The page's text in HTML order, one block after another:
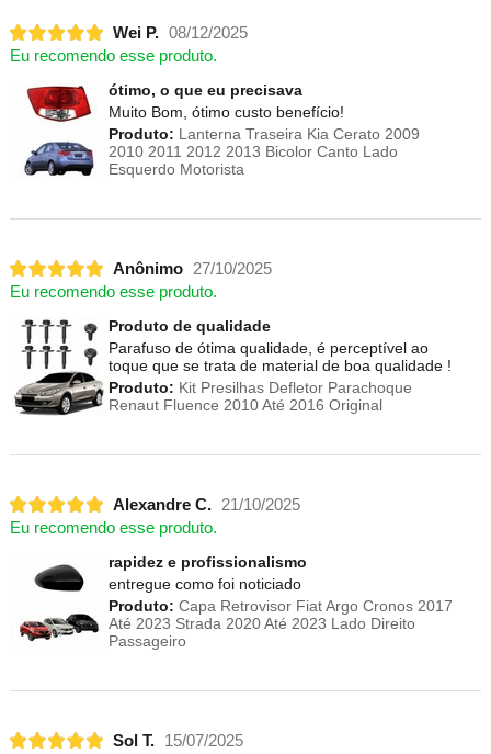
Wei P. 08/12/2025
Eu recomendo esse produto.
ótimo, o que eu precisava
Muito Bom, ótimo custo benefício!
Produto: Lanterna Traseira Kia Cerato 2009
2010 2011 2012 2013 Bicolor Canto Lado
Esquerdo Motorista
Anônimo
27/10/2025
Eu recomendo esse produto.
Produto de qualidade
Parafuso de ótima qualidade, é perceptível ao
toque que se trata de material de boa qualidade !
Produto: Kit Presilhas Defletor Parachoque
Renaut Fluence 2010 Até 2016 Original
Alexandre C.
21/10/2025
Eu recomendo esse produto.
rapidez e profissionalismo
entregue como foi noticiado
Produto: Capa Retrovisor Fiat Argo Cronos 2017
Até 2023 Strada 2020 Até 2023 Lado Direito
Passageiro
Sol T.
15/07/2025